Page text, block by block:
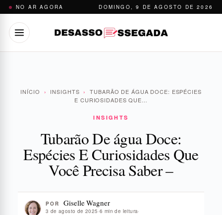
Pular
conteúdo
NO AR AGORA DOMINGO, 9 DE AGOSTO DE 2026
INÍCIO › INSIGHTS ›
TUBARÃO DE ÁGUA DOCE: ESPÉCIES
E CURIOSIDADES QUE…
INSIGHTS
Tubarão De água Doce:
Espécies E Curiosidades Que
Você Precisa Saber –
POR Giselle Wagner
3 de agosto de 2025 ·6 min de leitura·